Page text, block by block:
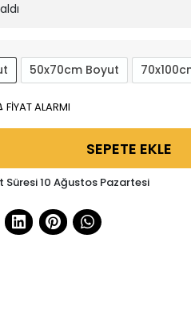
50x70cm Boyut
FİYAT ALARMI
SEPETE EKLE
10 Ağustos Pazartesi